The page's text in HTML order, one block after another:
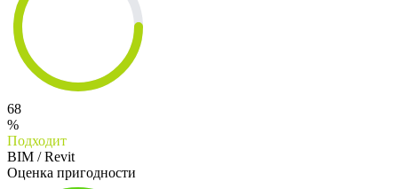
68
%
Подходит
BIM / Revit
Оценка пригодности